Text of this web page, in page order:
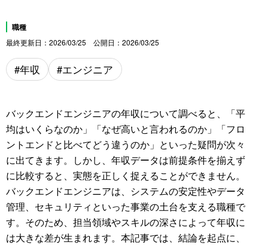
職種
最終更新日 2026/03/25 公開日 2026/03/25
年収 エンジニア
バックエンドエンジニアの年収について調べると、「平
均はいくらなのか」「なぜ高いと言われるのか」「フロ
ントエンドと比べてどう違うのか」といった疑問が次々
に出てきます。しかし、年収データは前提条件を揃えず
に比較すると、実態を正しく捉えることができません。
バックエンドエンジニアは、システムの安定性やデータ
管理、セキュリティといった事業の土台を支える職種で
す。そのため、担当領域やスキルの深さによって年収に
は大きな差が生まれます。本記事では、結論を起点に、